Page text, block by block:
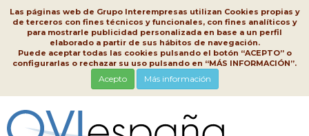
Las páginas web de Grupo Interempresas utilizan Cookies propias y
de terceros con fines técnicos y funcionales, con fines analíticos y
para mostrarle publicidad personalizada en base a un perfil
elaborado a partir de sus hábitos de navegación.
Puede aceptar todas las cookies pulsando el botón “ACEPTO” o
configurarlas o rechazar su uso pulsando en “MÁS INFORMACIÓN”.
Acepto Más información